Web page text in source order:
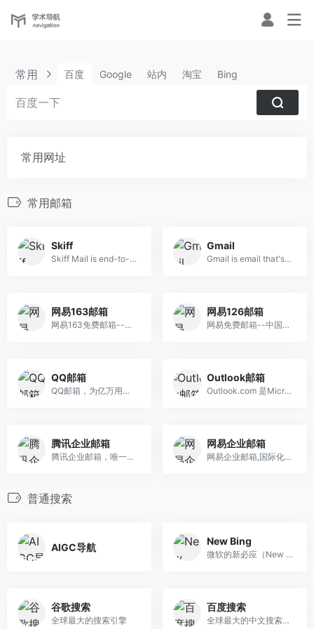
常用 百度 Google 站内 淘宝 Bing
常用网址
常用邮箱
Skiff
Skiff Mail is end-to-end encrypted email
Gmail
Gmail is email that's intuitive, efficient, and useful. 15 GB of storage, less spam, and mobile access
网易163邮箱
网易163免费邮箱--中文邮箱第一品牌
网易126邮箱
网易免费邮箱--中国第一大电子邮件服务商
QQ邮箱
QQ邮箱，为亿万用户提供高效稳定便捷的电子邮件服务。
Outlook邮箱
Outlook.com 是Microsoft 所提供的免费个人电子邮件服务
腾讯企业邮箱
腾讯企业邮箱，唯一可以在微信中收发邮件的企业邮箱
网易企业邮箱
网易企业邮箱,国际化标准安全证书的企业电子邮箱系统,专业反垃圾技术,极速稳定收发,全球畅邮,还有免费试用企业版云邮箱供您注册登录体验
普通搜索
AIGC导航
New Bing
微软的新必应（New Bing）基于GPT4模型，并且集成了Edge浏览器的数据资源，功能强大
谷歌搜索
全球最大的搜索引擎
百度搜索
全球最大的中文搜索引擎